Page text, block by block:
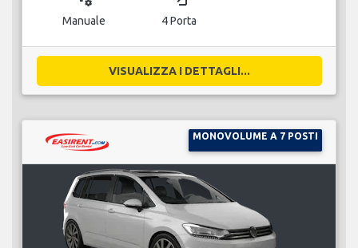
Manuale 4 Porta
VISUALIZZA I DETTAGLI...
MONOVOLUME A 7 POSTI